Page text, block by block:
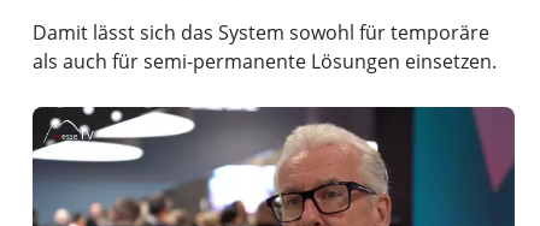
Damit lässt sich das System sowohl für temporäre
als auch für semi-permanente Lösungen einsetzen.